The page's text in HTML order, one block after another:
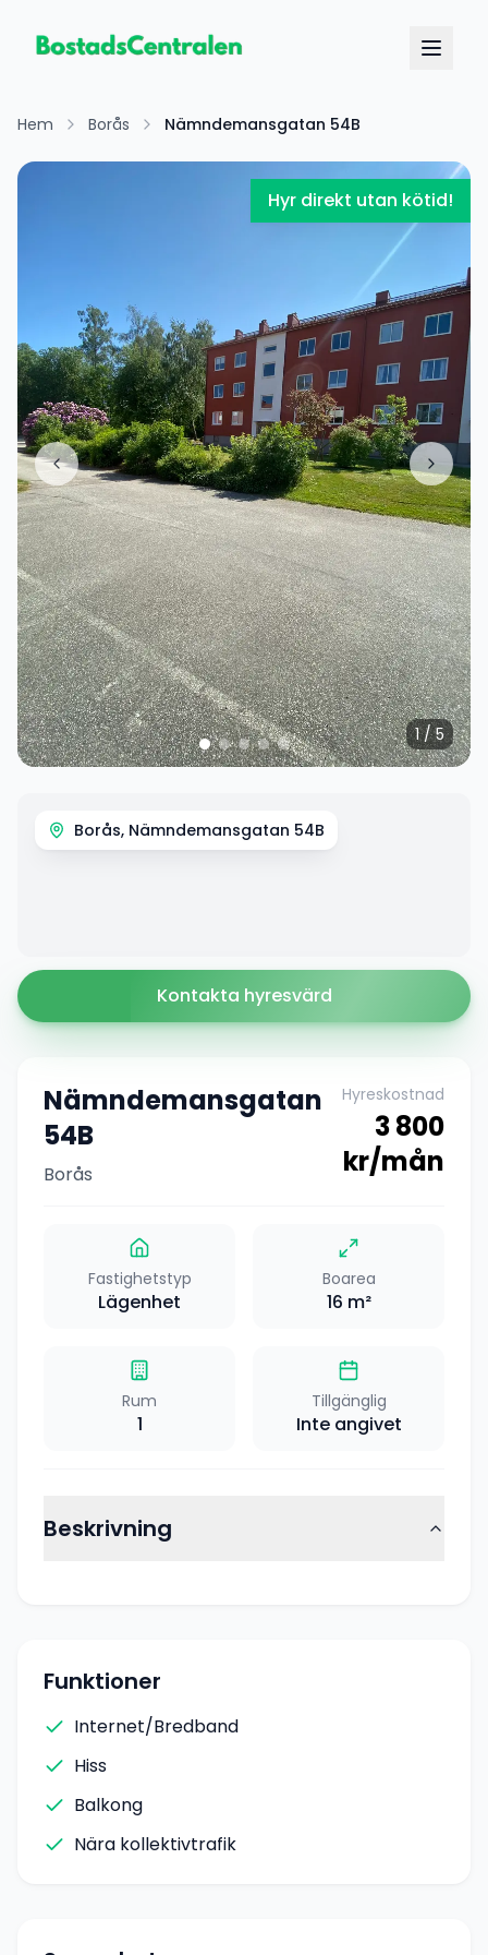
Hem Borås Nämndemansgatan 54B
Hyr direkt utan kötid!
1/5
Borås, Nämndemansgatan 54B
Kontakta hyresvärd
Nämndemansgatan
54B
Borås
Hyreskostnad
3 800
kr/mån
Fastighetstyp
Lägenhet
Boarea
16 m²
Rum
1
Tillgänglig
Inte angivet
Beskrivning
Funktioner
Internet/Bredband
Hiss
Balkong
Nära kollektivtrafik